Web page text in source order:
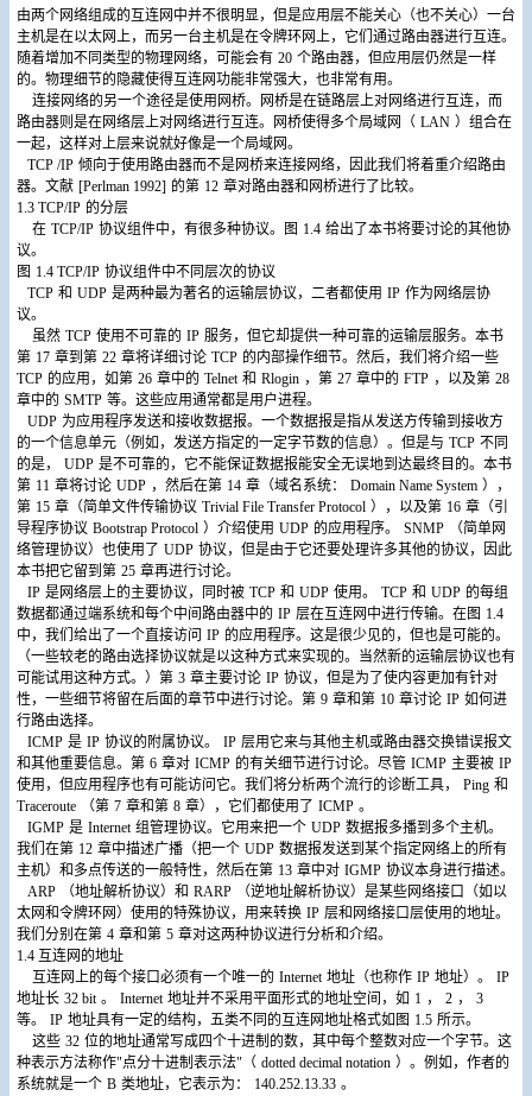
由两个网络组成的互连网中并不很明显，但是应用层不能关心（也不关心）一台
主机是在以太网上，而另一台主机是在令牌环网上，它们通过路由器进行互连。
随着增加不同类型的物理网络，可能会有 20 个路由器，但应用层仍然是一样
的。物理细节的隐藏使得互连网功能非常强大，也非常有用。
连接网络的另一个途径是使用网桥。网桥是在链路层上对网络进行互连，而
路由器则是在网络层上对网络进行互连。网桥使得多个局域网（ LAN ）组合在
一起，这样对上层来说就好像是一个局域网。
TCP /IP 倾向于使用路由器而不是网桥来连接网络，因此我们将着重介绍路由
器。文献 [Perlman 1992] 的第 12 章对路由器和网桥进行了比较。
1.3 TCP/IP 的分层
在 TCP/IP 协议组件中，有很多种协议。图 1.4 给出了本书将要讨论的其他协
议。
图 1.4 TCP/IP 协议组件中不同层次的协议
TCP 和 UDP 是两种最为著名的运输层协议，二者都使用 IP 作为网络层协
议。
虽然 TCP 使用不可靠的 IP 服务，但它却提供一种可靠的运输层服务。本书
第 17 章到第 22 章将详细讨论 TCP 的内部操作细节。然后，我们将介绍一些
TCP 的应用，如第 26 章中的 Telnet 和 Rlogin ，第 27 章中的 FTP ，以及第 28
章中的 SMTP 等。这些应用通常都是用户进程。
UDP 为应用程序发送和接收数据报。一个数据报是指从发送方传输到接收方
的一个信息单元（例如，发送方指定的一定字节数的信息）。但是与 TCP 不同
的是，
UDP 是不可靠的，它不能保证数据报能安全无误地到达最终目的。本书
第 11 章将讨论 UDP ，然后在第 14 章（域名系统： Domain Name System ），
第 15 章（简单文件传输协议 Trivial File Transfer Protocol ），以及第 16 章（引
导程序协议 Bootstrap Protocol ）介绍使用 UDP 的应用程序。 SNMP
（简单网
络管理协议）也使用了 UDP 协议，但是由于它还要处理许多其他的协议，因此
本书把它留到第 25 章再进行讨论。
IP 是网络层上的主要协议，同时被 TCP 和 UDP 使用。 TCP 和 UDP 的每组
数据都通过端系统和每个中间路由器中的 IP 层在互连网中进行传输。在图 1.4
中，我们给出了一个直接访问 IP 的应用程序。这是很少见的，但也是可能的。
（一些较老的路由选择协议就是以这种方式来实现的。当然新的运输层协议也有
可能试用这种方式。）第 3 章主要讨论 IP 协议，但是为了使内容更加有针对
性，一些细节将留在后面的章节中进行讨论。第 9 章和第 10 章讨论 IP 如何进
行路由选择。
ICMP 是 IP 协议的附属协议。 IP 层用它来与其他主机或路由器交换错误报文
和其他重要信息。第 6 章对 ICMP 的有关细节进行讨论。尽管 ICMP 主要被 IP
使用，但应用程序也有可能访问它。我们将分析两个流行的诊断工具，
Ping 和
Traceroute
（第 7 章和第 8 章），它们都使用了 ICMP 。
IGMP 是 Internet 组管理协议。它用来把一个 UDP 数据报多播到多个主机。
我们在第 12 章中描述广播（把一个 UDP 数据报发送到某个指定网络上的所有
主机）和多点传送的一般特性，然后在第 13 章中对 IGMP 协议本身进行描述。
ARP
（地址解析协议）和 RARP
（逆地址解析协议）是某些网络接口（如以
太网和令牌环网）使用的特殊协议，用来转换 IP 层和网络接口层使用的地址。
我们分别在第 4 章和第 5 章对这两种协议进行分析和介绍。
1.4 互连网的地址
互连网上的每个接口必须有一个唯一的 Internet 地址（也称作 IP 地址）。
IP
地址长 32 bit 。 Internet 地址并不采用平面形式的地址空间，如 1 ， 2 ，
3
等。
IP 地址具有一定的结构，五类不同的互连网地址格式如图 1.5 所示。
这些 32 位的地址通常写成四个十进制的数，其中每个整数对应一个字节。这
种表示方法称作"点分十进制表示法"（ dotted decimal notation ）。例如，作者的
系统就是一个 B 类地址，它表示为： 140.252.13.33 。